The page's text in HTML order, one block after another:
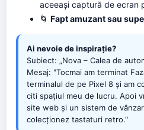
aceeași captură de ecran
🌀 Fapt amuzant sau
Ai nevoie de inspirație?
Subiect: „Nova – Calea de
Mesaj: "Tocmai am terminat
terminalul de pe Pixel 8 și am
citi spațiul meu de lucru. Apoi
site web și un sistem de
colecționez tastaturi retro."